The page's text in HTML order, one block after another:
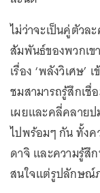
ไม่ว่าจะเป็นคู่ตัวล
สัมพันธ์ของพวกเข
เรื่อง ‘พลังวิเศษ
ชมสามารถรู้สึกเชื่
เผยและคลี่คลาย
ไปพร้อมๆ กัน ทั้งค
ดาจิ และความรู้สึ
สนใจแต่รูปลักษณ์